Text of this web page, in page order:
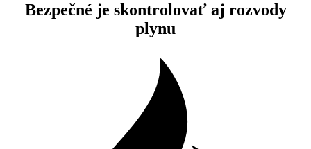
Bezpečné je skontrolovať aj rozvody
plynu